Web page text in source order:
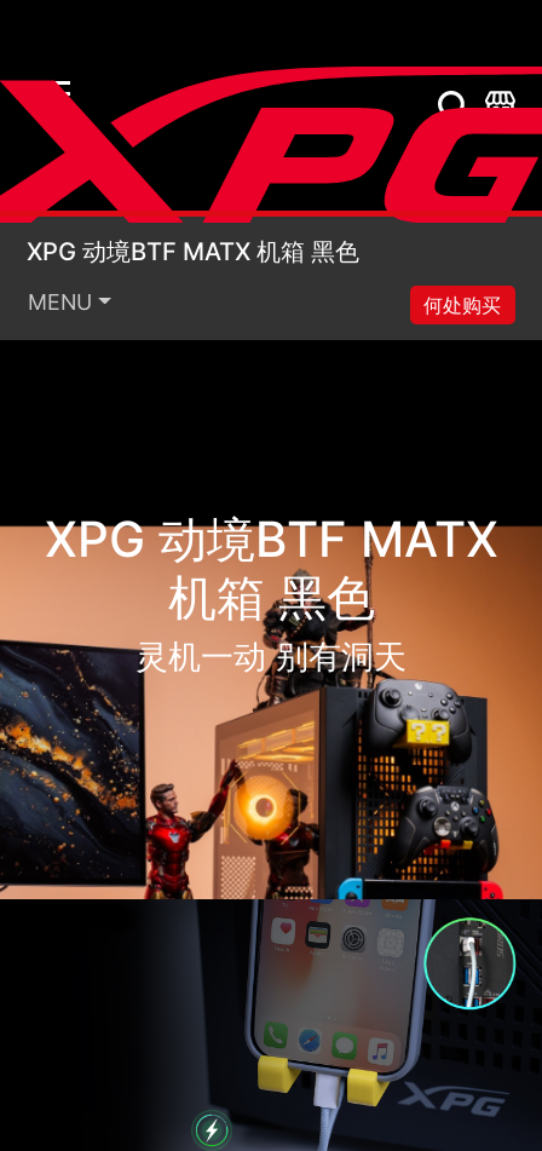
XPG 动境BTF MATX
XPG 动境BTF MATX 机箱 黑色
MENU 何处购买
XPG 动境BTF MATX
机箱 黑色
灵机一动 别有洞天